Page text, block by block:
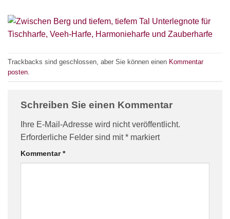
Trackbacks sind geschlossen, aber Sie können einen Kommentar
posten
Schreiben Sie einen Kommentar
Ihre E-Mail-Adresse wird nicht veröffentlicht.
Erforderliche Felder sind mit* markiert
Kommentar*